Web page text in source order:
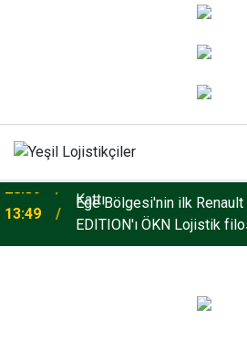
Enver Geçgel Turizm,
Kattı
13:49
Ege Bölgesi'nin ilk
EDITION'ı ÖKN Lojistik